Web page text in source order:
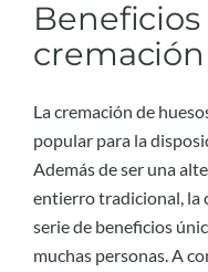
La cremación de
popular para la
Además de ser una
entierro tradicional, la
serie de beneficios
muchas personas. A